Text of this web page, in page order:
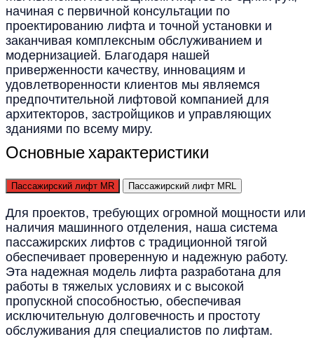
начиная с первичной консультации по
проектированию лифта и точной установки и
заканчивая комплексным обслуживанием и
модернизацией. Благодаря нашей
приверженности качеству, инновациям и
удовлетворенности клиентов мы являемся
предпочтительной лифтовой компанией для
архитекторов, застройщиков и управляющих
зданиями по всему миру.
Основные характеристики
Пассажирский лифт MR Пассажирский лифт MRL
Для проектов, требующих огромной мощности или
наличия машинного отделения, наша система
пассажирских лифтов с традиционной тягой
обеспечивает проверенную и надежную работу.
Эта надежная модель лифта разработана для
работы в тяжелых условиях и с высокой
пропускной способностью, обеспечивая
исключительную долговечность и простоту
обслуживания для специалистов по лифтам.